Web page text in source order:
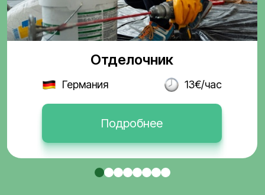
Отделочник
Германия 13€/час
Подробнее